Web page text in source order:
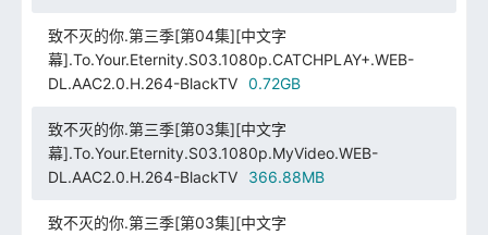
致不灭的你.第三季[第04集][中文字
幕].To.Your.Eternity.S03.1080p.CATCHPLAY+.WEB-
DL.AAC2.0.H.264-BlackTV
0.72GB
致不灭的你.第三季[第03集][中文字
幕].To.Your.Eternity.S03.1080p.MyVideo.WEB-
DL.AAC2.0.H.264-BlackTV
366.88MB
致不灭的你.第三季[第03集][中文字